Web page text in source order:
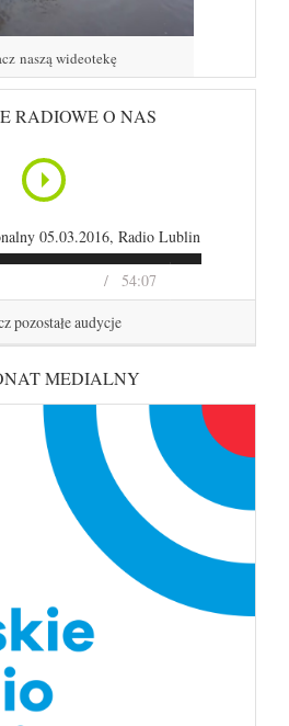
naszą wideotekę
RADIOWE O NAS
54:07
05.03.2016, Radio Lublin
pozostałe audycje
MEDIALNY